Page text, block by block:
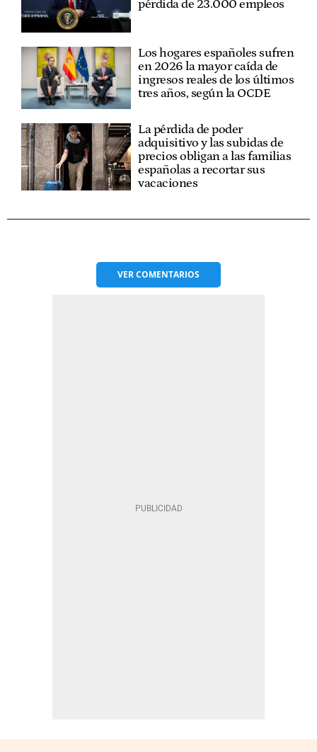
pérdida de 23.000 empleos
Los hogares españoles sufren
en 2026 la mayor caída de
ingresos reales de los últimos
tres años, según la OCDE
La pérdida de poder
adquisitivo y las subidas de
precios obligan a las familias
españolas a recortar sus
vacaciones
VERCOMENTARIOS